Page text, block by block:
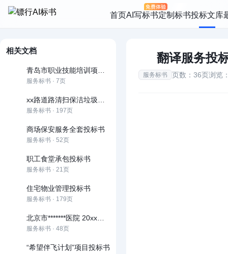
首页AI写标书定制标书投标文库
相关文档
服务标书 · 7页
服务标书 · 197页
商场保安服务全套投标书
服务标书 · 52页
职工食堂承包投标书
服务标书 · 21页
住宅物业管理投标书
服务标书 · 179页
服务标书 · 48页
“希望伴飞计划”项目投标书
翻译服务投
服务标书 页数：36页浏览